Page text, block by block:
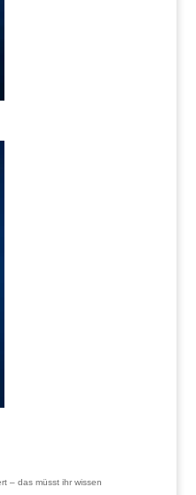
– das müsst ihr wissen